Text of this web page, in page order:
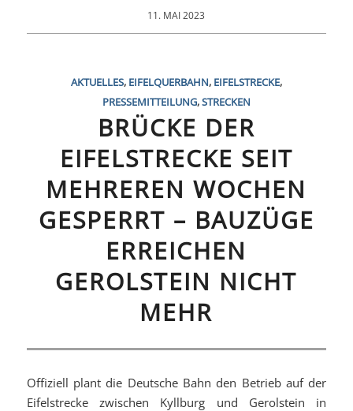
11. MAI 2023
AKTUELLES, EIFELQUERBAHN, EIFELSTRECKE,
PRESSEMITTEILUNG,STRECKEN
BRÜCKE DER
EIFELSTRECKE SEIT
MEHREREN WOCHEN
GESPERRT – BAUZÜGE
ERREICHEN
GEROLSTEIN NICHT
MEHR
Offiziell plant die Deutsche Bahn den Betrieb auf der
Eifelstrecke zwischen Kyllburg und Gerolstein in